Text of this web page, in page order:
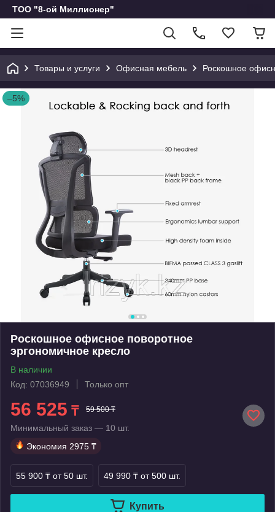
ТОО "8-ой Миллионер"
Товары и услуги Офисная мебель Роскошное
–5%
Роскошное офисное поворотное
эргономичное кресло
В наличии
Код: 07036949
Только опт
56 525 ₸ 59 500 ₸
Минимальный заказ — 10 шт.
Экономия 2975 ₸
55 900 ₸ от 50 шт. 49 990 ₸ от 500 шт.
Купить